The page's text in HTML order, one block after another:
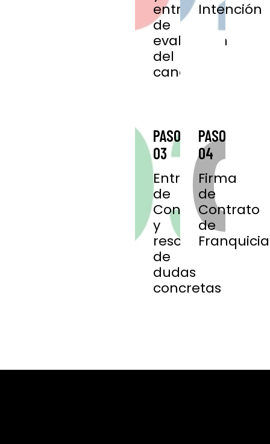
entrevista
de
evaluación
del
candidato.
Intención
PASO
03
Entrega
de
Contrato
y
resolución
de
dudas
concretas
PASO
04
Firma
de
Contrato
de
Franquicia